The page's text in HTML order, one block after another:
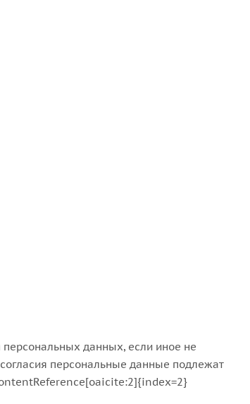
данных, если иное не
персональные данные подлежат